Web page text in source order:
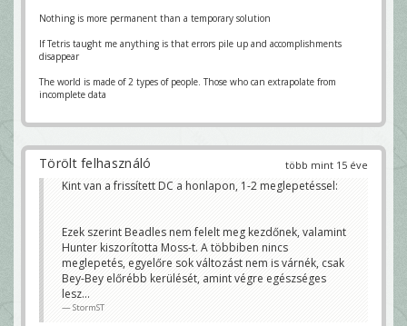
Nothing is more permanent than a temporary solution
If Tetris taught me anything is that errors pile up and accomplishments
disappear
The world is made of 2 types of people. Those who can extrapolate from
incomplete data
több mint 15 éve
Törölt felhasználó
Kint van a frissített DC a honlapon, 1-2 meglepetéssel:
Ezek szerint Beadles nem felelt meg kezdőnek, valamint
Hunter kiszorította Moss-t. A többiben nincs
meglepetés, egyelőre sok változást nem is várnék, csak
Bey-Bey előrébb kerülését, amint végre egészséges
lesz...
StormST